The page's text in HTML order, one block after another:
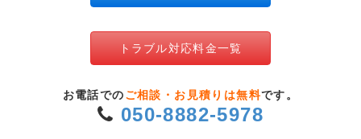
トラブル対応料金一覧
お電話での ご相談・お見積りは無料です。
050-8882-5978